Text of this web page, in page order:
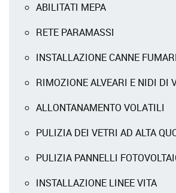
ABILITATI MEPA
RETE PARAMASSI
INSTALLAZIONE CANNE
RIMOZIONE ALVEARI E NIDI DI
ALLONTANAMENTO VOLATILI
PULIZIA DEI VETRI AD ALTA
PULIZIA PANNELLI
INSTALLAZIONE LINEE VITA